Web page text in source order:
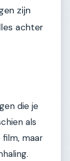
zijn
achter
die je
als
maar